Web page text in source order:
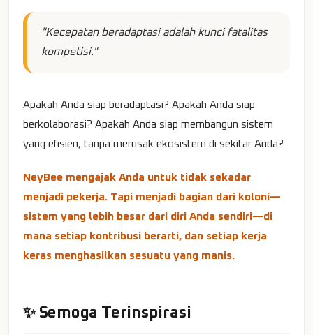
"Kecepatan beradaptasi adalah kunci fatalitas
kompetisi."
Apakah Anda siap beradaptasi? Apakah Anda siap
berkolaborasi? Apakah Anda siap membangun sistem
yang efisien, tanpa merusak ekosistem di sekitar Anda?
NeyBee mengajak Anda untuk tidak sekadar
menjadi pekerja. Tapi menjadi bagian dari koloni—
sistem yang lebih besar dari diri Anda sendiri—di
mana setiap kontribusi berarti, dan setiap kerja
keras menghasilkan sesuatu yang manis.
✨ Semoga Terinspirasi